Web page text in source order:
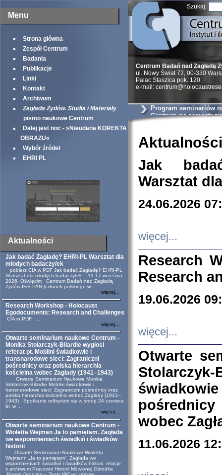
Menu
Strona główna
Zespół Centrum
Badania
Publikacje
Linki
Kontakt
Archiwum
Zagłada Żydów. Studia i Materiały
pismo naukowe Centrum
Dalej jest noc - »Nieudana KOREKTA
OBRAZU«
Wybór źródeł
EHRI PL
Aktualności
Jak badać Zagładę? EHRI-PL Warsztat dla
młodych badaczy/ek
pobierz CfA w PDF Jak badać Zagładę? EHRI-PL
Warsztat dla młodych badaczy/ek – 13-17 września
2026, Oświęcim Centrum Badań nad Zagładą
Żydów IFiS PAN (członek polskiego w...
więcej...
Research Workshop - Holocaust
Egodocuments: Research and Challenges
CfA in PDF ...
więcej...
Otwarte seminarium naukowe Centrum -
Monika Stolarczyk-Bilardie wygłosi
referat pt. Mobilni świadkowie i
transnarodowe sieci: Zagraniczni
pośrednicy oraz polska hierarchia
kościelna wobec Zagłady (1941–1943)
Otwarte Seminarium Naukowe Monika
Stolarczyk-Bilardie Mobilni świadkowie i
transnarodowe sieci: Zagraniczni pośrednicy oraz
polska hierarchia kościelna wobec Zagłady (1941–
1943) Spotkanie odbędzie się w środę 24 czerwca
br. w ...
więcej...
Otwarte seminarium naukowe Centrum -
Wioletta Wejman Ja to pamiętam. Zagłada
we wspomnieniach świadkiń i świadków
historii
Otwarte Seminarium Naukowe Wioletta
Wejmann „Ja to pamiętam”. Zagłada we
wspomnieniach świadkiń i świadków historii: relacje
z archiwum Pracowni Historii Mówionej Ośrodka
Szukaj:
Centrum Badań nad Zagładą
ul. Nowy Świat 72, 00-330
Palac Staszica pok. 120
e-mail:
Program seminariów
Centrum na semestr
Aktualności
Jak
Warsztat
24.06.2026
więcej...
Research
Research
19.06.2026
więcej...
Otwarte
wobec
11.06.2026